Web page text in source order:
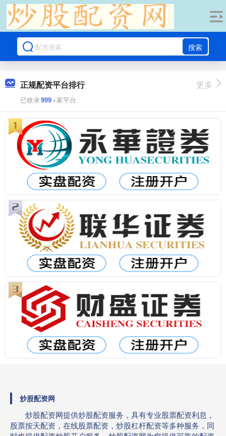
搜索
正规配资平台排行
已收录999+家平台
更多
炒股配资网
炒股配资网提供炒股配资服务，具有专业股票配资利息，
股票按天配资，在线股票配资，炒股杠杆配资等多种服务，同